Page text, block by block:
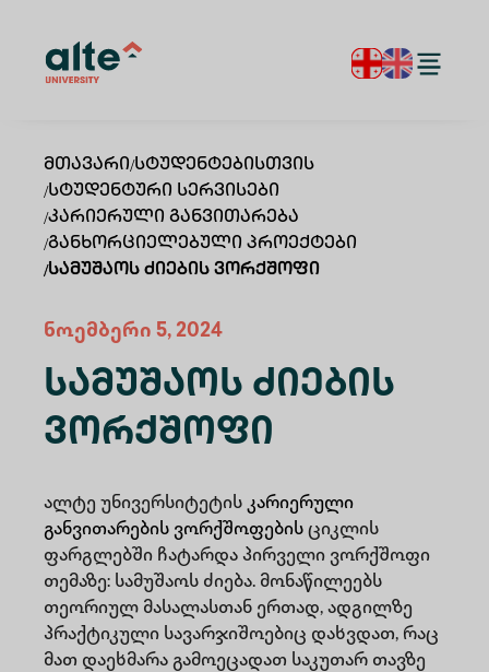
Მთავარი/Სტუდენტებისთვის
/Სტუდენტური Სერვისები
/Კარიერული Განვითარება
/Განხორციელებული Პროექტები
/Სამუშაოს Ძიების Ვორქშოფი
ნოემბერი 5, 2024
Სამუშაოს Ძიების
Ვორქშოფი
ალტე უნივერსიტეტის კარიერული
განვითარების ვორქშოფების ციკლის
ფარგლებში ჩატარდა პირველი ვორქშოფი
თემაზე: სამუშაოს ძიება. მონაწილეებს
თეორიულ მასალასთან ერთად, ადგილზე
პრაქტიკული სავარჯიშოებიც დახვდათ, რაც
მათ დაეხმარა გამოეცადათ საკუთარ თავზე